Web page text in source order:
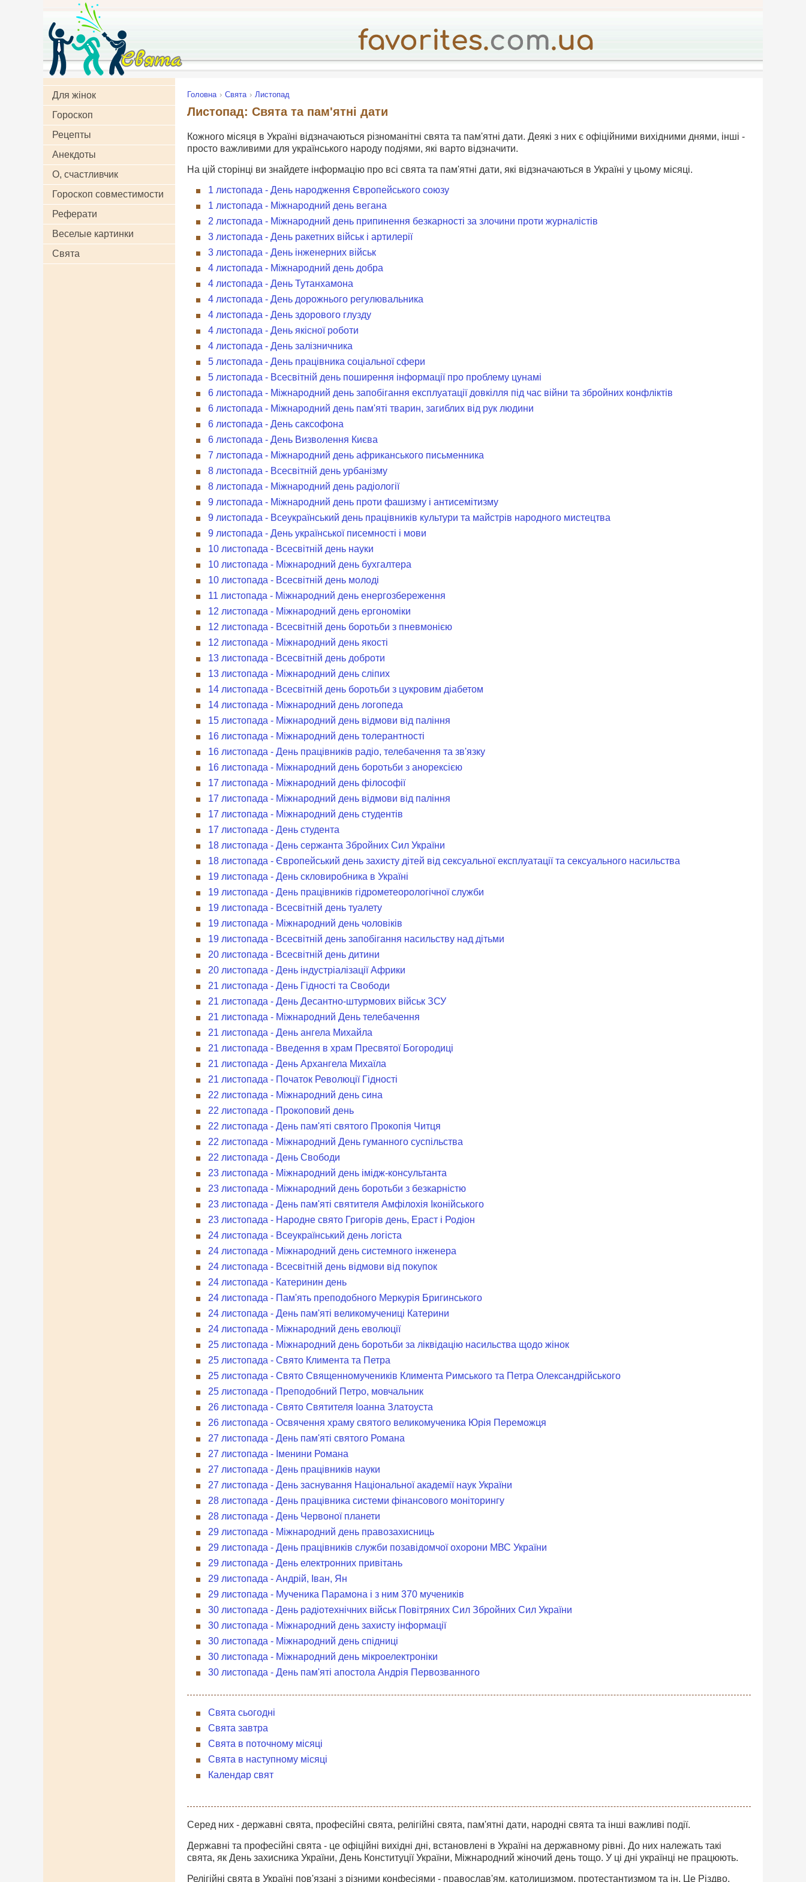
Для жінок
Гороскоп
Рецепты
Анекдоты
О, счастливчик
Гороскоп совместимости
Реферати
Веселые картинки
Свята
Головна Свята Листопад
Листопад: Свята та пам'ятні дати
Кожного місяця в Україні відзначаються різноманітні свята та пам'ятні дати. Деякі з них є офіційними вихідними днями, інші -
просто важливими для українського народу подіями, які варто відзначити.
На цій сторінці ви знайдете інформацію про всі свята та пам'ятні дати, які відзначаються в Україні у цьому місяці.
1 листопада - День народження Європейського союзу
1 листопада - Міжнародний день вегана
2 листопада - Міжнародний день припинення безкарності за злочини проти журналістів
3 листопада - День ракетних військ і артилерії
3 листопада - День інженерних військ
4 листопада - Міжнародний день добра
4 листопада - День Тутанхамона
4 листопада - День дорожнього регулювальника
4 листопада - День здорового глузду
4 листопада - День якісної роботи
4 листопада - День залізничника
5 листопада - День працівника соціальної сфери
5 листопада - Всесвітній день поширення інформації про проблему цунамі
6 листопада - Міжнародний день запобігання експлуатації довкілля під час війни та збройних конфліктів
6 листопада - Міжнародний день пам'яті тварин, загиблих від рук людини
6 листопада - День саксофона
6 листопада - День Визволення Києва
7 листопада - Міжнародний день африканського письменника
8 листопада - Всесвітній день урбанізму
8 листопада - Міжнародний день радіології
9 листопада - Міжнародний день проти фашизму і антисемітизму
9 листопада - Всеукраїнський день працівників культури та майстрів народного мистецтва
9 листопада - День української писемності і мови
10 листопада - Всесвітній день науки
10 листопада - Міжнародний день бухгалтера
10 листопада - Всесвітній день молоді
11 листопада - Міжнародний день енергозбереження
12 листопада - Міжнародний день ергономіки
12 листопада - Всесвітній день боротьби з пневмонією
12 листопада - Міжнародний день якості
13 листопада - Всесвітній день доброти
13 листопада - Міжнародний день сліпих
14 листопада - Всесвітній день боротьби з цукровим діабетом
14 листопада - Міжнародний день логопеда
15 листопада - Міжнародний день відмови від паління
16 листопада - Міжнародний день толерантності
16 листопада - День працівників радіо, телебачення та зв'язку
16 листопада - Міжнародний день боротьби з анорексією
17 листопада - Міжнародний день філософії
17 листопада - Міжнародний день відмови від паління
17 листопада - Міжнародний день студентів
17 листопада - День студента
18 листопада - День сержанта Збройних Сил України
18 листопада - Європейський день захисту дітей від сексуальної експлуатації та сексуального насильства
19 листопада - День скловиробника в Україні
19 листопада - День працівників гідрометеорологічної служби
19 листопада - Всесвітній день туалету
19 листопада - Міжнародний день чоловіків
19 листопада - Всесвітній день запобігання насильству над дітьми
20 листопада - Всесвітній день дитини
20 листопада - День індустріалізації Африки
21 листопада - День Гідності та Свободи
21 листопада - День Десантно-штурмових військ ЗСУ
21 листопада - Міжнародний День телебачення
21 листопада - День ангела Михайла
21 листопада - Введення в храм Пресвятої Богородиці
21 листопада - День Архангела Михаїла
21 листопада - Початок Революції Гідності
22 листопада - Міжнародний день сина
22 листопада - Прокоповий день
22 листопада - День пам'яті святого Прокопія Читця
22 листопада - Міжнародний День гуманного суспільства
22 листопада - День Свободи
23 листопада - Міжнародний день імідж-консультанта
23 листопада - Міжнародний день боротьби з безкарністю
23 листопада - День пам'яті святителя Амфілохія Іконійського
23 листопада - Народне свято Григорів день, Ераст і Родіон
24 листопада - Всеукраїнський день логіста
24 листопада - Міжнародний день системного інженера
24 листопада - Всесвітній день відмови від покупок
24 листопада - Катеринин день
24 листопада - Пам'ять преподобного Меркурія Бригинського
24 листопада - День пам'яті великомучениці Катерини
24 листопада - Міжнародний день еволюції
25 листопада - Міжнародний день боротьби за ліквідацію насильства щодо жінок
25 листопада - Свято Климента та Петра
25 листопада - Свято Священномучеників Климента Римського та Петра Олександрійського
25 листопада - Преподобний Петро, мовчальник
26 листопада - Свято Святителя Іоанна Златоуста
26 листопада - Освячення храму святого великомученика Юрія Переможця
27 листопада - День пам'яті святого Романа
27 листопада - Іменини Романа
27 листопада - День працівників науки
27 листопада - День заснування Національної академії наук України
28 листопада - День працівника системи фінансового моніторингу
28 листопада - День Червоної планети
29 листопада - Міжнародний день правозахисниць
29 листопада - День працівників служби позавідомчої охорони МВС України
29 листопада - День електронних привітань
29 листопада - Андрій, Іван, Ян
29 листопада - Мученика Парамона і з ним 370 мучеників
30 листопада - День радіотехнічних військ Повітряних Сил Збройних Сил України
30 листопада - Міжнародний день захисту інформації
30 листопада - Міжнародний день спідниці
30 листопада - Міжнародний день мікроелектроніки
30 листопада - День пам'яті апостола Андрія Первозванного
Свята сьогодні
Свята завтра
Свята в поточному місяці
Свята в наступному місяці
Календар свят
Серед них - державні свята, професійні свята, релігійні свята, пам'ятні дати, народні свята та інші важливі події.
Державні та професійні свята - це офіційні вихідні дні, встановлені в Україні на державному рівні. До них належать такі
свята, як День захисника України, День Конституції України, Міжнародний жіночий день тощо. У ці дні українці не працюють.
Релігійні свята в Україні пов'язані з різними конфесіями - православ'ям, католицизмом, протестантизмом та ін. Це Різдво,